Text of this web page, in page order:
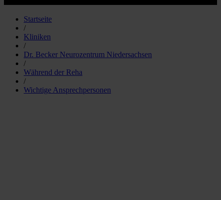
Startseite
/
Kliniken
/
Dr. Becker Neurozentrum Niedersachsen
/
Während der Reha
/
Wichtige Ansprechpersonen